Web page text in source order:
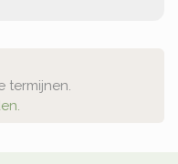
termijnen.